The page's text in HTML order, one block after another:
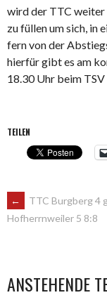
wird der TTC weiter
zu füllen um sich, in
fern von der
hierfür gibt es am
18.30 Uhr beim TSV
TEILEN
ARTIKEL-
←
TTC Burgberg 4
Hofherrnweiler 5 8:8
ANSTEHENDE